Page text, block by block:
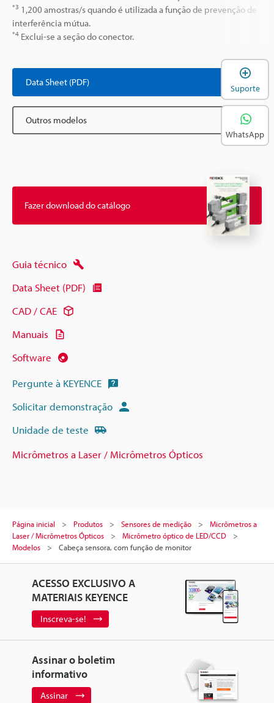
*3 1,200 amostras/s quando é utilizada a função de prevenção de
interferência mútua.
*4 Exclui-se a seção do conector.
Data Sheet (PDF)
Outros modelos
Fazer download do catálogo
Guia técnico
Data Sheet (PDF)
CAD / CAE
Manuais
Software
Pergunte à KEYENCE
Solicitar demonstração
Unidade de teste
Micrômetros a Laser / Micrômetros Ópticos
Página inicial Produtos Sensores de medição
Micrômetros a
Laser / Micrômetros Ópticos
Micrômetro óptico de LED/CCD
Modelos
Cabeça sensora, com função de monitor
ACESSO EXCLUSIVO A
MATERIAIS KEYENCE
Inscreva-se!
Assinar o boletim
informativo
Assinar
Suporte
WhatsApp